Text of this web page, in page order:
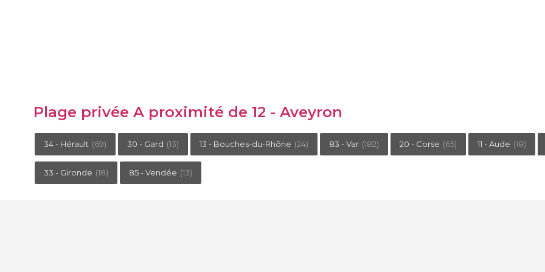
Plage privée A proximité de 12 - Aveyron
34 - Hérault (69) 30 - Gard (13) 13 - Bouches-du-Rhône (24) 83 - Var (182) 20 - Corse (65) 11 - Aude (18)
33 - Gironde (18) 85 - Vendée (13)